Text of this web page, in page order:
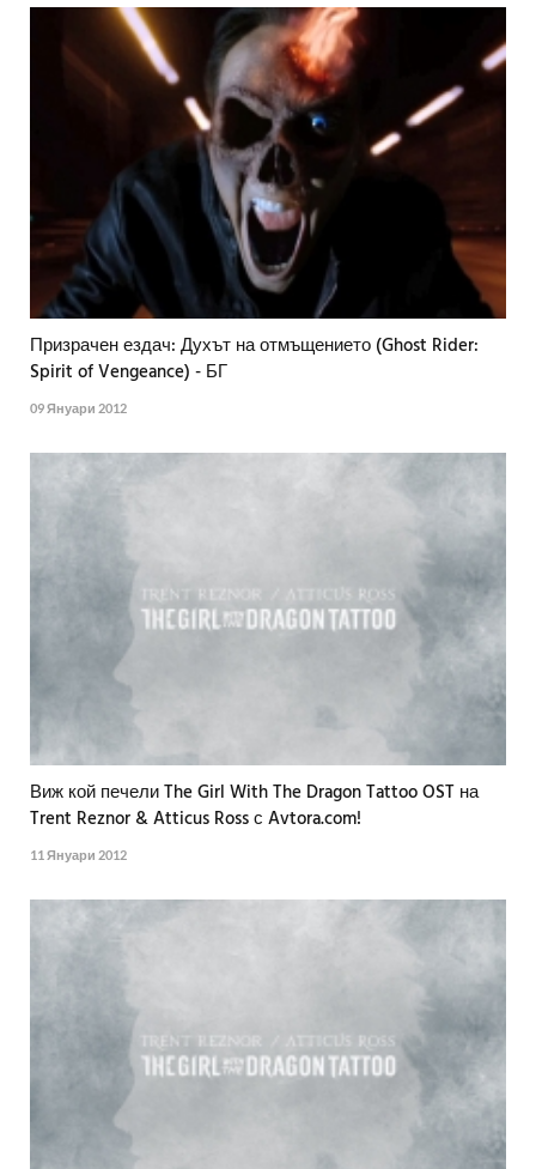
Призрачен ездач: Духът на отмъщението (Ghost Rider:
Spirit of Vengeance) - БГ
09 Януари 2012
Виж кой печели The Girl With The Dragon Tattoo OST на
Trent Reznor & Atticus Ross с Avtora.com!
11 Януари 2012